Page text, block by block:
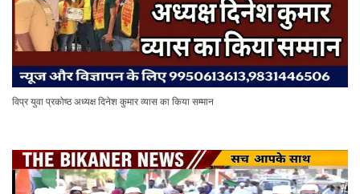
विप्र युवा प्रकोष्ठ अध्यक्ष दिनेश कुमार व्यास का किया सम्मान